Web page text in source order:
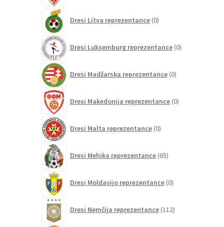
Dresi Litva reprezentance 0izdelkov
Dresi Luksemburg reprezentance 0izdelkov
Dresi Madžarska reprezentance 0izdelkov
Dresi Makedonija reprezentance 0izdelkov
Dresi Malta reprezentance 0izdelkov
Dresi Mehika reprezentance 65izdelkov
Dresi Moldavijo reprezentance 0izdelkov
Dresi Nemčija reprezentance 112izdelkov